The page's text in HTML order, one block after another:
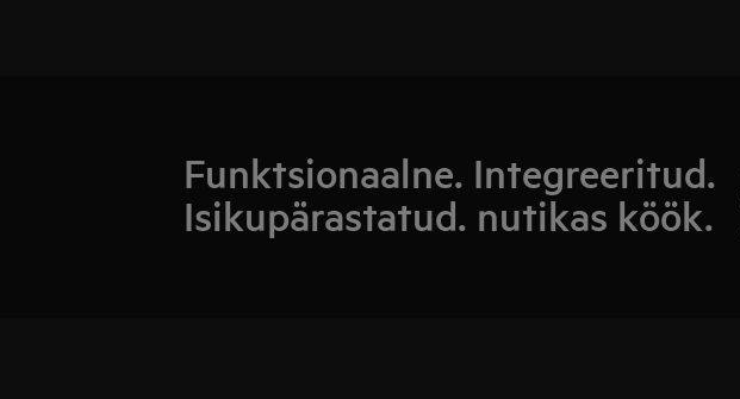
Funktsionaalne. Integreeritud.
Isikupärastatud. nutikas köök.